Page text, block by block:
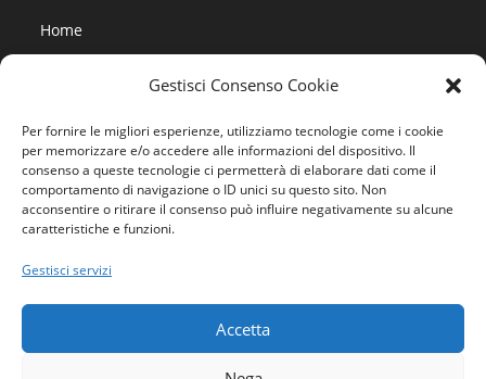
Gestisci Consenso Cookie
Per fornire le migliori esperienze, utilizziamo tecnologie come i cookie
per memorizzare e/o accedere alle informazioni del dispositivo. Il
consenso a queste tecnologie ci permetterà di elaborare dati come il
comportamento di navigazione o ID unici su questo sito. Non
acconsentire o ritirare il consenso può influire negativamente su alcune
caratteristiche e funzioni.
Gestisci servizi
Accetta
Home
Contatti
Domande generiche e commenti:
Ordine Ingegneri Agrigento